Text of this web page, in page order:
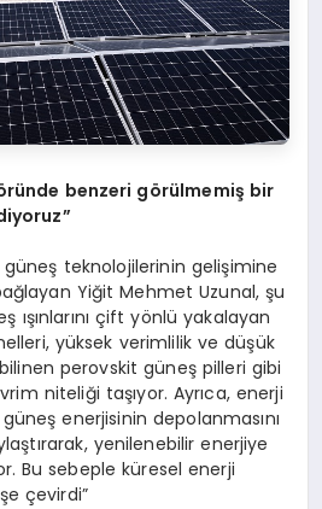
ründe benzeri görülmemiş bir
teknolojilerinin gelişimine
Yiğit Mehmet Uzunal, şu
ışınlarını çift yönlü yakalayan
yüksek verimlilik ve düşük
perovskit güneş pilleri gibi
niteliği taşıyor. Ayrıca, enerji
enerjisinin depolanmasını
yenilenebilir enerjiye
Bu sebeple küresel enerji
çevirdi”